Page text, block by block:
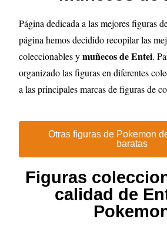
Página dedicada a las mejores figuras
página hemos decidido recopilar las
coleccionables ymuñecos de Entei.
organizado las figuras en diferentes
a las principales marcas de figuras de
Otras figuras de Pokemon
baratas
Figuras
calidad de